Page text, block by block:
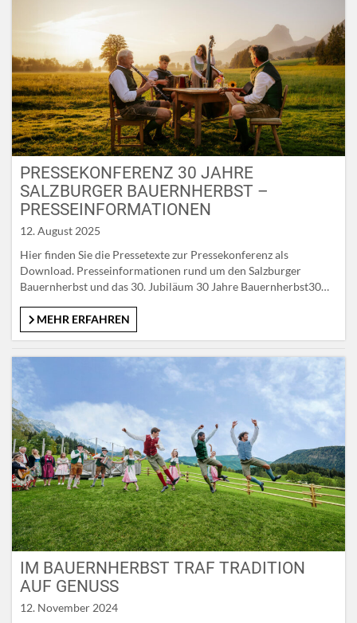
PRESSEKONFERENZ 30 JAHRE
SALZBURGER BAUERNHERBST –
PRESSEINFORMATIONEN
12. August 2025
Hier finden Sie die Pressetexte zur Pressekonferenz als
Download. Presseinformationen rund um den Salzburger
Bauernherbst und das 30. Jubiläum 30 Jahre Bauernherbst30
ein Gespräch mit Christian Hemetsbergeröffentliche Anreise
Meilensteine im BauernherbstZahlen & FaktenBauernherbst-
Verfügung: bilder.salzburgerland.com Pressetexte zur
Bauernherbst-Eröffnung in Dorfgastein am 23.08.2025
Landesweite Eröffnung des…
MEHR ERFAHREN
IM BAUERNHERBST TRAF TRADITION
AUF GENUSS
12. November 2024